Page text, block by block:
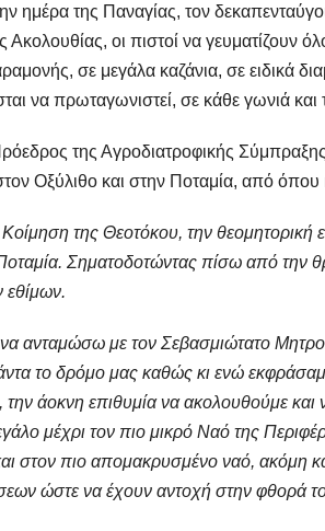
ημέρα της Παναγίας, τον
οι πιστοί να γευματίζουν
σε μεγάλα καζάνια, σε ειδικά
να πρωταγωνιστεί, σε κάθε γωνιά και
της Αγροδιατροφικής
Οξύλιθο και στην Ποταμία, από όπου
της Θεοτόκου, την θεομητορική
Σηματοδοτώντας πίσω από την
εθίμων.
να ανταμώσω με τον Σεβασμιώτατο
το δρόμο μας καθώς κι ενώ
την άοκνη επιθυμία να ακολουθούμε και
μέχρι τον πιο μικρό Ναό της
στον πιο απομακρυσμένο ναό, ακόμη
ώστε να έχουν αντοχή στην φθορά